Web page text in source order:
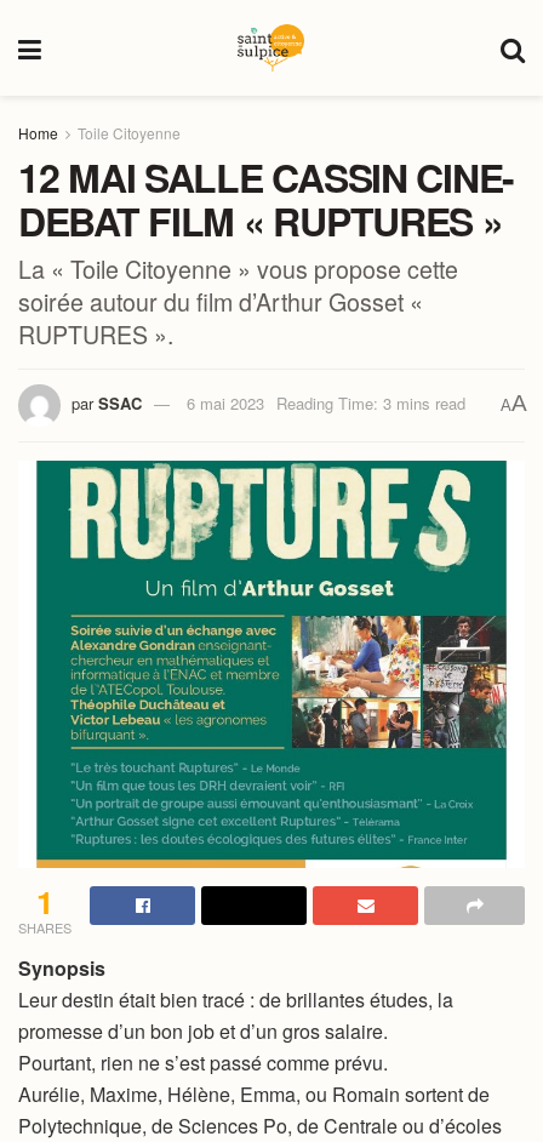
Home Toile Citoyenne
12 MAI SALLE CASSIN CINE-
DEBAT FILM « RUPTURES »
La « Toile Citoyenne » vous propose cette
soirée autour du film d’Arthur Gosset «
RUPTURES ».
par SSAC 6 mai 2023 Reading Time: 3 mins read AA
1
SHARES
Synopsis
Leur destin était bien tracé : de brillantes études, la
promesse d’un bon job et d’un gros salaire.
Pourtant, rien ne s’est passé comme prévu.
Aurélie, Maxime, Hélène, Emma, ou Romain sortent de
Polytechnique, de Sciences Po, de Centrale ou d’écoles